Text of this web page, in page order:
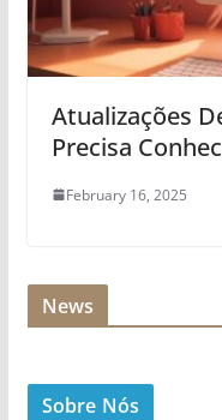
Atualizações
Precisa
February 16, 2025
News
Sobre Nós